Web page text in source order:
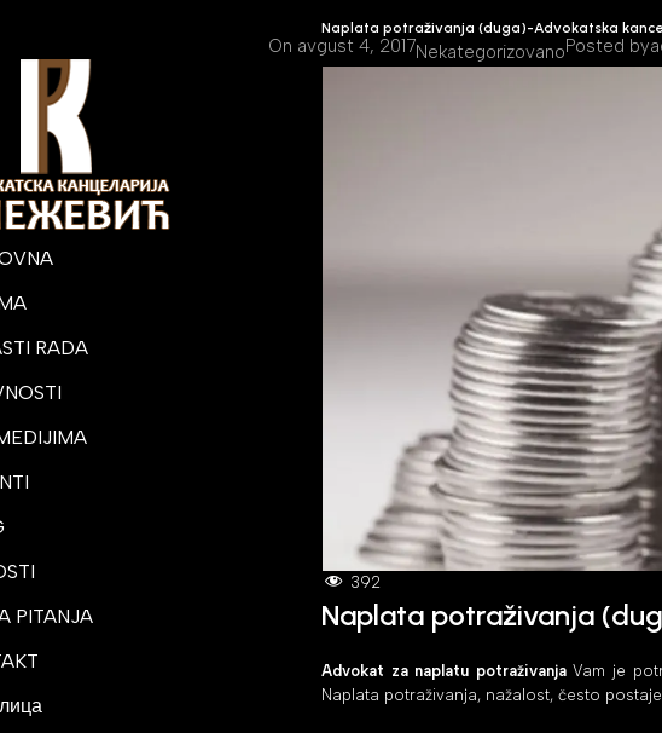
RADA
PITANJA
Naplata potraživanja (duga)-Advokatska
On avgust 4, 2017NekategorizovanoPosted by
392
Naplata potraživanja
Advokat za naplatu potraživanjaVam je
Naplata potraživanja, nažalost, često